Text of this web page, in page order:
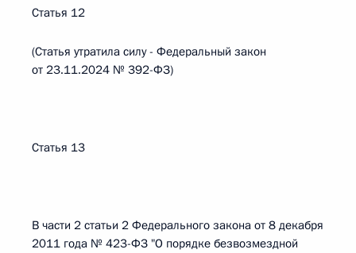
Статья 12
(Статья утратила силу - Федеральный закон
от 23.11.2024 № 392-ФЗ)
Статья 13
В части 2 статьи 2 Федерального закона от 8 декабря
2011 года № 423-ФЗ "О порядке безвозмездной